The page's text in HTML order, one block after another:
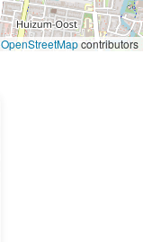
OpenStreetMapcontributors